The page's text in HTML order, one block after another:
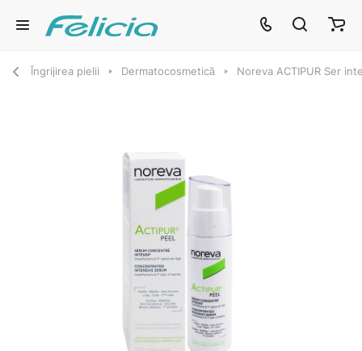
Îngrijirea pielii Dermatocosmetică Noreva ACTIPUR Ser